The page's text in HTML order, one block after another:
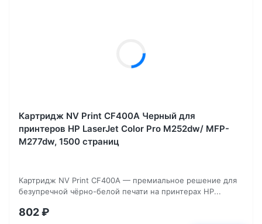
Картридж NV Print CF400A Черный для
принтеров HP LaserJet Color Pro M252dw/ MFP-
M277dw, 1500 страниц
Картридж NV Print CF400A — премиальное решение для
безупречной чёрно-белой печати на принтерах HP...
802₽